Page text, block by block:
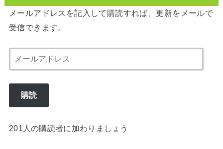
メールアドレスを記入して購読すれば、更新をメールで
受信できます。
ー
ル
レ
購読
201人の購読者に加わりましょう